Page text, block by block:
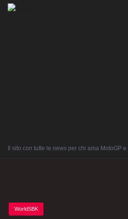
Il sito con tutte le news per chi ama MotoGP e
Posted
in
WorldSBK